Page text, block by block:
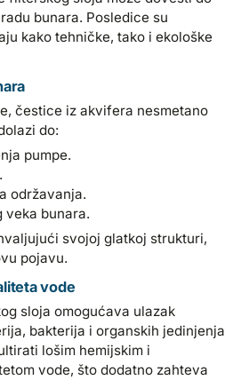
bunara. Posledice su
kako tehničke, tako i ekološke
čestice iz akvifera nesmetano
do:
pumpe.
održavanja.
veka bunara.
svojoj glatkoj strukturi,
pojavu.
vode
sloja omogućava ulazak
bakterija i organskih jedinjenja
lošim hemijskim i
vode, što dodatno zahteva